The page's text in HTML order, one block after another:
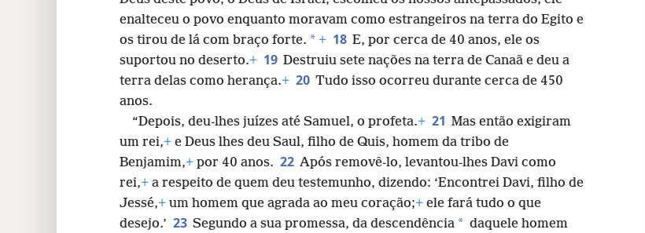
enalteceu o povo enquanto moravam como estrangeiros na terra do Egito e
os tirou de lá com braço forte. * + 18 E, por cerca de 40 anos, ele os
suportou no deserto.+ 19 Destruiu sete nações na terra de Canaã e deu a
terra delas como herança.+ 20 Tudo isso ocorreu durante cerca de 450
anos.
“Depois, deu-lhes juízes até Samuel, o profeta.+ 21 Mas então exigiram
um rei,+ e Deus lhes deu Saul, filho de Quis, homem da tribo de
Benjamim,+ por 40 anos. 22 Após removê-lo, levantou-lhes Davi como
rei,+ a respeito de quem deu testemunho, dizendo: ‘Encontrei Davi, filho de
Jessé,+ um homem que agrada ao meu coração;+ ele fará tudo o que
desejo.’ 23 Segundo a sua promessa, da descendência * daquele homem